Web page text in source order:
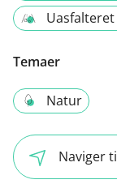
Uasfalteret
Temaer
Natur
Naviger